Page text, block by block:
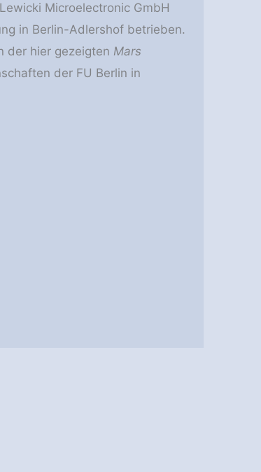
Microelectronic GmbH
in Berlin-Adlershof betrieben.
der hier gezeigten Mars
der FU Berlin in